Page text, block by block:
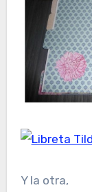
Y la otra,